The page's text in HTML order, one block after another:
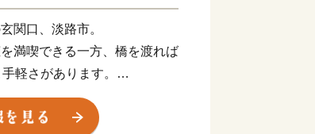
関口、淡路市。
満喫できる一方、橋を渡れば
軽さがあります。
をした未来の暮らしがここに